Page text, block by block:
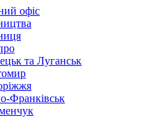
офіс
та Луганськ
Франківськ